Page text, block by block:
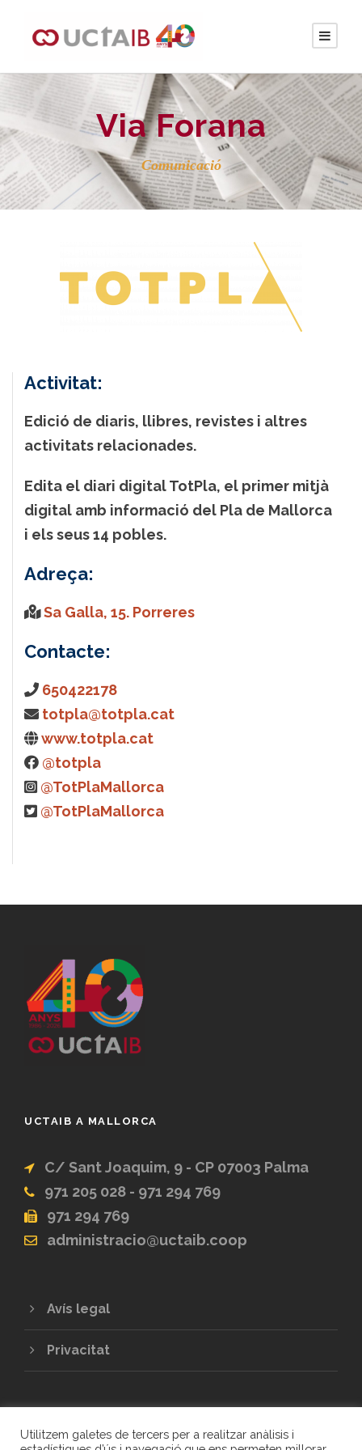
Via Forana
Comunicació
Activitat:
Edició de diaris, llibres, revistes i altres
activitats relacionades.
Edita el diari digital TotPla, el primer mitjà
digital amb informació del Pla de Mallorca
i els seus 14 pobles.
Adreça:
Sa Galla, 15. Porreres
Contacte:
650422178
totpla@totpla.cat
www.totpla.cat
@totpla
@TotPlaMallorca
@TotPlaMallorca
UCTAIB A MALLORCA
C/ Sant Joaquim, 9 - CP 07003 Palma
971 205 028 - 971 294 769
971 294 769
administracio@uctaib.coop
Avís legal
Privacitat
Utilitzem galetes de tercers per a realitzar anàlisis i